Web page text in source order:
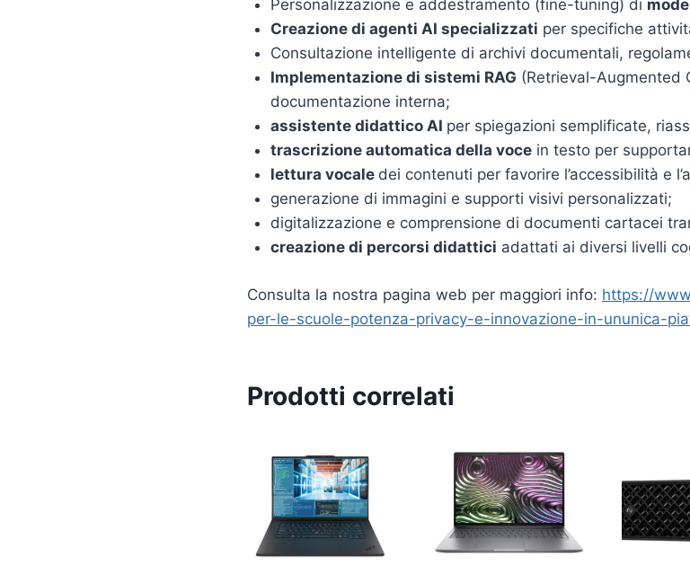
Personalizzazione e addestramento (fine-tuning) di
Creazione di agenti AI specializzati per specifiche
Consultazione intelligente di archivi documentali,
Implementazione di sistemi RAG (Retrieval-Augmented
documentazione interna;
assistente didattico AI per spiegazioni semplificate,
trascrizione automatica della vocein testo per
lettura vocale dei contenuti per favorire l’accessibilità e
generazione di immagini e supporti visivi personalizzati;
digitalizzazione e comprensione di documenti cartacei
creazione di percorsi didattici adattati ai diversi livelli
Consulta la nostra pagina web per maggiori info: https://
per-le-scuole-potenza-privacy-e-innovazione-in-ununica-
Prodotti correlati